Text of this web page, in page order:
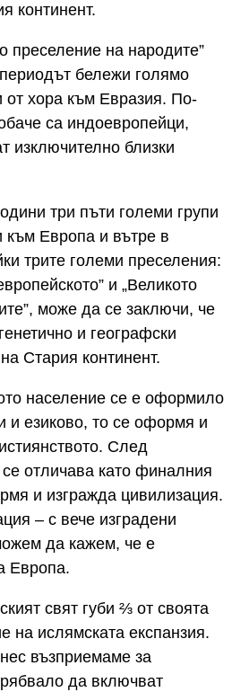
континент.
преселение на народите”
бележи голямо
от хора към Евразия. По-
са индоевропейци,
изключително близки
три пъти големи групи
към Европа и вътре в
трите големи преселения:
и „Великото
може да се заключи, че
и географски
Стария континент.
население се е оформило
и езиково, то се оформя и
След
отличава като финалния
и изгражда цивилизация.
– с вече изградени
да кажем, че е
Европа.
свят губи ⅔ от своята
на ислямската експанзия.
възприемаме за
да включват